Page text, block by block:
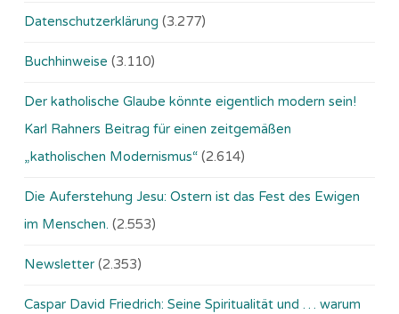
Datenschutzerklärung (3.277)
Buchhinweise (3.110)
Der katholische Glaube könnte eigentlich modern sein!
Karl Rahners Beitrag für einen zeitgemäßen
„katholischen Modernismus“ (2.614)
Die Auferstehung Jesu: Ostern ist das Fest des Ewigen
im Menschen. (2.553)
Newsletter (2.353)
Caspar David Friedrich: Seine Spiritualität und … warum